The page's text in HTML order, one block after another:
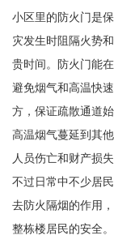
小区里的防火门是
灾发生时阻隔火势
贵时间。防火门能
避免烟气和高温快
方，保证疏散通道
高温烟气蔓延到其
人员伤亡和财产损失
不过日常中不少居
去防火隔烟的作用
整栋楼居民的安全